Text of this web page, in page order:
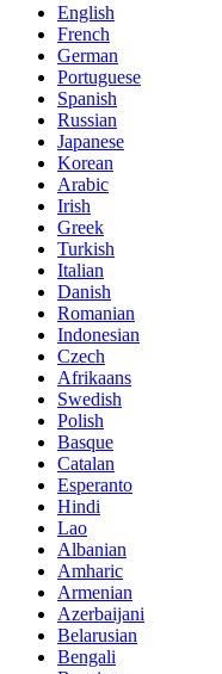
English
French
German
Portuguese
Spanish
Russian
Japanese
Korean
Arabic
Irish
Greek
Turkish
Italian
Danish
Romanian
Indonesian
Czech
Afrikaans
Swedish
Polish
Basque
Catalan
Esperanto
Hindi
Lao
Albanian
Amharic
Armenian
Azerbaijani
Belarusian
Bengali